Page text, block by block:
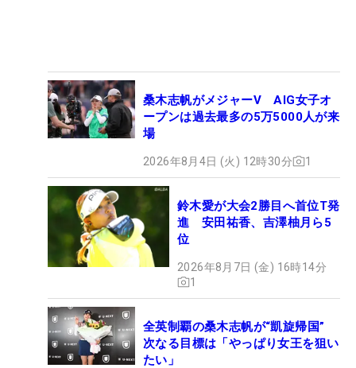
桑木志帆がメジャーV AIG女子オ
ープンは過去最多の5万5000人が来
場
2026年8月4日 (火) 12時30分 1
鈴木愛が大会2勝目へ首位T発
進 安田祐香、吉澤柚月ら5
位
2026年8月7日 (金) 16時14分
1
全英制覇の桑木志帆が“凱旋帰国”
次なる目標は「やっぱり女王を狙い
たい」